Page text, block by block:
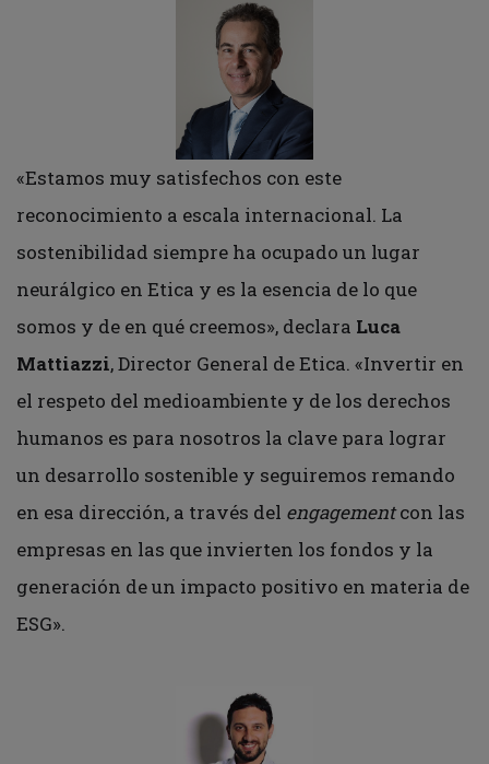
«Estamos muy satisfechos con este
reconocimiento a escala internacional. La
sostenibilidad siempre ha ocupado un lugar
neurálgico en Etica y es la esencia de lo que
somos y de en qué creemos», declara Luca
Mattiazzi, Director General de Etica. «Invertir en
el respeto del medioambiente y de los derechos
humanos es para nosotros la clave para lograr
un desarrollo sostenible y seguiremos remando
en esa dirección, a través del engagementcon las
empresas en las que invierten los fondos y la
generación de un impacto positivo en materia de
ESG».